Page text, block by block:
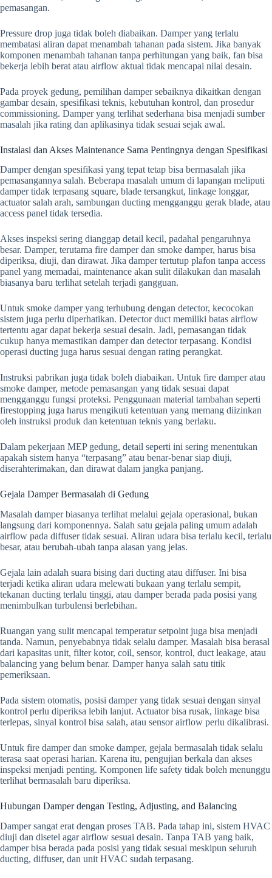
pemasangan.
Pressure drop juga tidak boleh diabaikan. Damper yang terlalu
membatasi aliran dapat menambah tahanan pada sistem. Jika banyak
komponen menambah tahanan tanpa perhitungan yang baik, fan bisa
bekerja lebih berat atau airflow aktual tidak mencapai nilai desain.
Pada proyek gedung, pemilihan damper sebaiknya dikaitkan dengan
gambar desain, spesifikasi teknis, kebutuhan kontrol, dan prosedur
commissioning. Damper yang terlihat sederhana bisa menjadi sumber
masalah jika rating dan aplikasinya tidak sesuai sejak awal.
Instalasi dan Akses Maintenance Sama Pentingnya dengan Spesifikasi
Damper dengan spesifikasi yang tepat tetap bisa bermasalah jika
pemasangannya salah. Beberapa masalah umum di lapangan meliputi
damper tidak terpasang square, blade tersangkut, linkage longgar,
actuator salah arah, sambungan ducting mengganggu gerak blade, atau
access panel tidak tersedia.
Akses inspeksi sering dianggap detail kecil, padahal pengaruhnya
besar. Damper, terutama fire damper dan smoke damper, harus bisa
diperiksa, diuji, dan dirawat. Jika damper tertutup plafon tanpa access
panel yang memadai, maintenance akan sulit dilakukan dan masalah
biasanya baru terlihat setelah terjadi gangguan.
Untuk smoke damper yang terhubung dengan detector, kecocokan
sistem juga perlu diperhatikan. Detector duct memiliki batas airflow
tertentu agar dapat bekerja sesuai desain. Jadi, pemasangan tidak
cukup hanya memastikan damper dan detector terpasang. Kondisi
operasi ducting juga harus sesuai dengan rating perangkat.
Instruksi pabrikan juga tidak boleh diabaikan. Untuk fire damper atau
smoke damper, metode pemasangan yang tidak sesuai dapat
mengganggu fungsi proteksi. Penggunaan material tambahan seperti
firestopping juga harus mengikuti ketentuan yang memang diizinkan
oleh instruksi produk dan ketentuan teknis yang berlaku.
Dalam pekerjaan MEP gedung, detail seperti ini sering menentukan
apakah sistem hanya “terpasang” atau benar-benar siap diuji,
diserahterimakan, dan dirawat dalam jangka panjang.
Gejala Damper Bermasalah di Gedung
Masalah damper biasanya terlihat melalui gejala operasional, bukan
langsung dari komponennya. Salah satu gejala paling umum adalah
airflow pada diffuser tidak sesuai. Aliran udara bisa terlalu kecil, terlalu
besar, atau berubah-ubah tanpa alasan yang jelas.
Gejala lain adalah suara bising dari ducting atau diffuser. Ini bisa
terjadi ketika aliran udara melewati bukaan yang terlalu sempit,
tekanan ducting terlalu tinggi, atau damper berada pada posisi yang
menimbulkan turbulensi berlebihan.
Ruangan yang sulit mencapai temperatur setpoint juga bisa menjadi
tanda. Namun, penyebabnya tidak selalu damper. Masalah bisa berasal
dari kapasitas unit, filter kotor, coil, sensor, kontrol, duct leakage, atau
balancing yang belum benar. Damper hanya salah satu titik
pemeriksaan.
Pada sistem otomatis, posisi damper yang tidak sesuai dengan sinyal
kontrol perlu diperiksa lebih lanjut. Actuator bisa rusak, linkage bisa
terlepas, sinyal kontrol bisa salah, atau sensor airflow perlu dikalibrasi.
Untuk fire damper dan smoke damper, gejala bermasalah tidak selalu
terasa saat operasi harian. Karena itu, pengujian berkala dan akses
inspeksi menjadi penting. Komponen life safety tidak boleh menunggu
terlihat bermasalah baru diperiksa.
Hubungan Damper dengan Testing, Adjusting, and Balancing
Damper sangat erat dengan proses TAB. Pada tahap ini, sistem HVAC
diuji dan disetel agar airflow sesuai desain. Tanpa TAB yang baik,
damper bisa berada pada posisi yang tidak sesuai meskipun seluruh
ducting, diffuser, dan unit HVAC sudah terpasang.